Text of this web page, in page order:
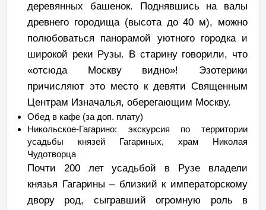
деревянных башенок. Поднявшись на валы
древнего городища (высота до 40 м), можно
полюбоваться панорамой уютного городка и
широкой реки Рузы. В старину говорили, что
«отсюда Москву видно»! Эзотерики
причисляют это место к девяти Священным
Центрам Изначалья, оберегающим Москву.
Обед в кафе (за доп. плату)
Никольское-Гагарино: экскурсия по территории
усадьбы князей Гагариных, храм Николая
Чудотворца
Почти 200 лет усадьбой в Рузе владели
князья Гагарины – близкий к императорскому
двору род, сыгравший огромную роль в